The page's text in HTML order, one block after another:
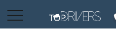
Basculer